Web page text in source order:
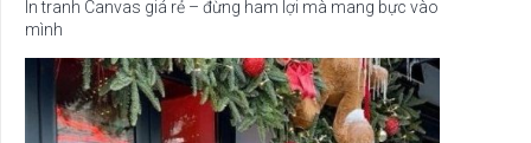
In tranh Canvas giá rẻ – đừng ham lợi mà mang bực vào
mình